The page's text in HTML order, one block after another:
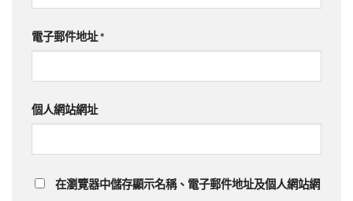
電子郵件地址*
個人網站網址
在瀏覽器中儲存顯示名稱、電子郵件地址及個人網站網